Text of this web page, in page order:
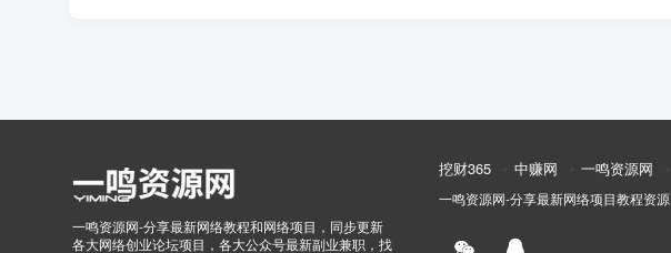
一鸣资源网-分享最新网络教程和网络项目，同步更新
各大网络创业论坛项目，各大公众号最新副业兼职，找
挖财365 中赚网 一鸣资源网
一鸣资源网-分享最新网络项目教程资源